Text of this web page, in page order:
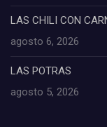
LAS CHILI CON
agosto 6, 2026
LAS POTRAS
agosto 5, 2026